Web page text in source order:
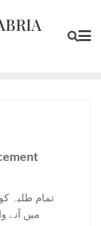
تمام طلبہ